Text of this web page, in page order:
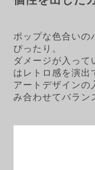
ポップな色合いの
ぴったり。
ダメージが入って
はレトロ感を演出
アートデザインの
み合わせてバラン